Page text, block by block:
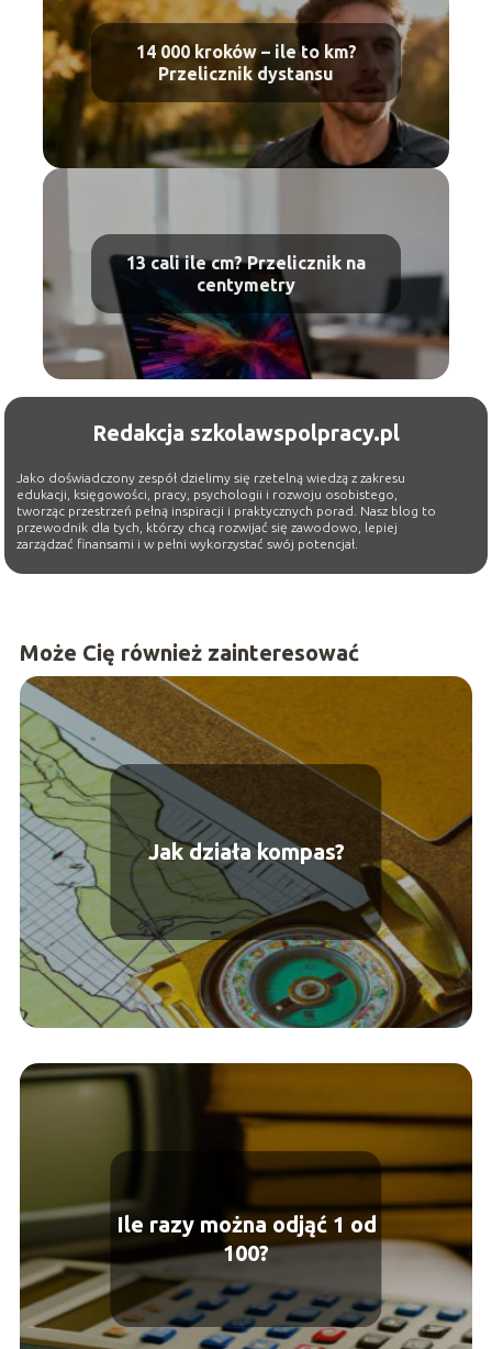
14 000 kroków – ile to km?
Przelicznik dystansu
13 cali ile cm? Przelicznik na
centymetry
Redakcja szkolawspolpracy.pl
Jako doświadczony zespół dzielimy się rzetelną wiedzą z zakresu
edukacji, księgowości, pracy, psychologii i rozwoju osobistego,
tworząc przestrzeń pełną inspiracji i praktycznych porad. Nasz blog to
przewodnik dla tych, którzy chcą rozwijać się zawodowo, lepiej
zarządzać finansami i w pełni wykorzystać swój potencjał.
Może Cię również zainteresować
Jak działa kompas?
Ile razy można odjąć 1 od
100?